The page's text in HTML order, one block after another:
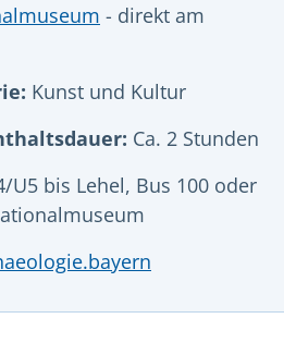
- direkt am
Kunst und Kultur
Ca. 2 Stunden
U5 bis Lehel, Bus 100 oder